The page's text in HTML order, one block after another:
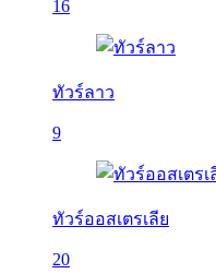
16
ทัวร์ลาว
9
ทัวร์ออสเตรเลีย
20